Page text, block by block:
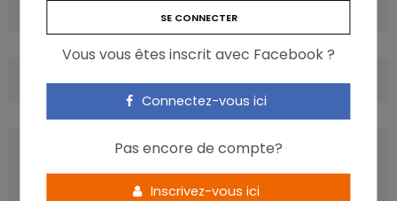
Vous vous êtes inscrit avec Facebook ?
Connectez-vous ici
Pas encore de compte?
Inscrivez-vous ici